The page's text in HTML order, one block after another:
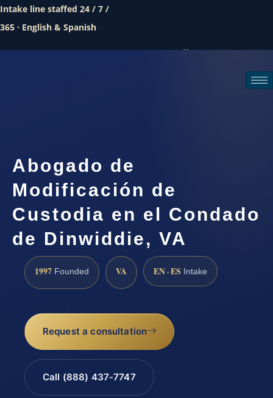
Intake line staffed 24 / 7 /
365 · English & Spanish
Call (888) 437-7747
Abogado de
Modificación de
Custodia en el Condado
de Dinwiddie, VA
1997 Founded VA EN · ES Intake
Request a consultation
Call (888) 437-7747